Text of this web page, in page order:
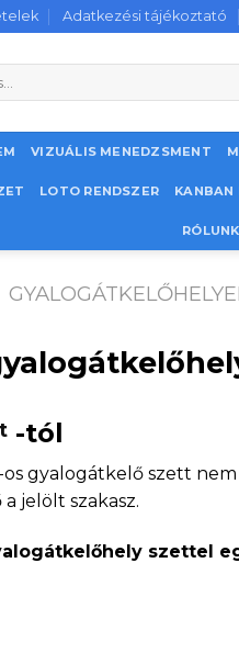
Adatkezési tájékoztató
VIZUÁLIS MENEDZSMENT
LOTO RENDSZER KANBAN
RÓLUNK
-tól
os gyalogátkelő szett
jelölt szakasz.
szettel